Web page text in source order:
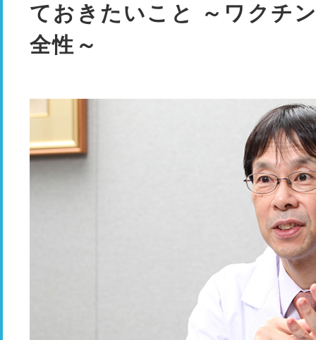
ておきたいこと ～ワクチ
全性～